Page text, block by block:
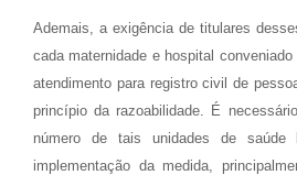
Ademais, a exigência de titulares
cada maternidade e hospital
atendimento para registro civil de
princípio da razoabilidade. É
número de tais unidades de
implementação da medida,